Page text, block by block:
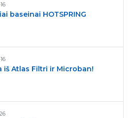
baseinai HOTSPRING
iš Atlas Filtri ir Microban!